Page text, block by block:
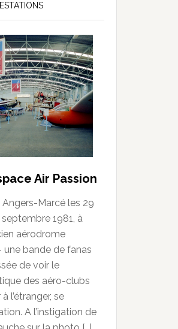
Air Passion
Marcé les 29
1981, à
aérodrome
une bande de fanas
de voir le
des aéro-clubs
l’étranger, se
A l’instigation de